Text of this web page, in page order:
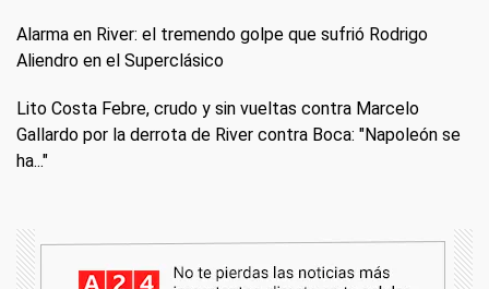
Alarma en River: el tremendo golpe que sufrió Rodrigo
Aliendro en el Superclásico
Lito Costa Febre, crudo y sin vueltas contra Marcelo
Gallardo por la derrota de River contra Boca: "Napoleón se
ha..."